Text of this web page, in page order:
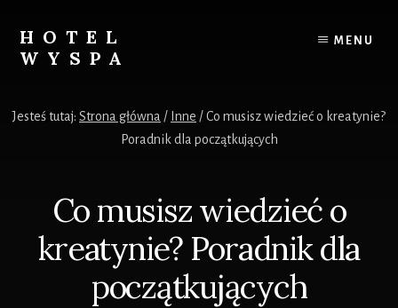
content
HOTEL
WYSPA
to
precyzyjnie
wyselekcjonowanymi
informacjami.
MENU
Jesteś tutaj: Strona główna / Inne /Co musisz wiedzieć o kreatynie?
Poradnik dla początkujących
Co musisz wiedzieć o
kreatynie? Poradnik dla
początkujących